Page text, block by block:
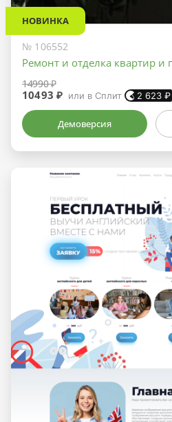
НОВИНКА
№ 106552
Ремонт и отделка квартир
14990 ₽
10493 ₽ или в Сплит 2 623 ₽
Демоверсия